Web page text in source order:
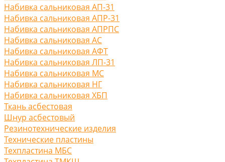
Набивка сальниковая АП-31
Набивка сальниковая АПР-31
Набивка сальниковая АПРПС
Набивка сальниковая АС
Набивка сальниковая АФТ
Набивка сальниковая ЛП-31
Набивка сальниковая МС
Набивка сальниковая НГ
Набивка сальниковая ХБП
Ткань асбестовая
Шнур асбестовый
Резинотехнические изделия
Технические пластины
Техпластина МБС